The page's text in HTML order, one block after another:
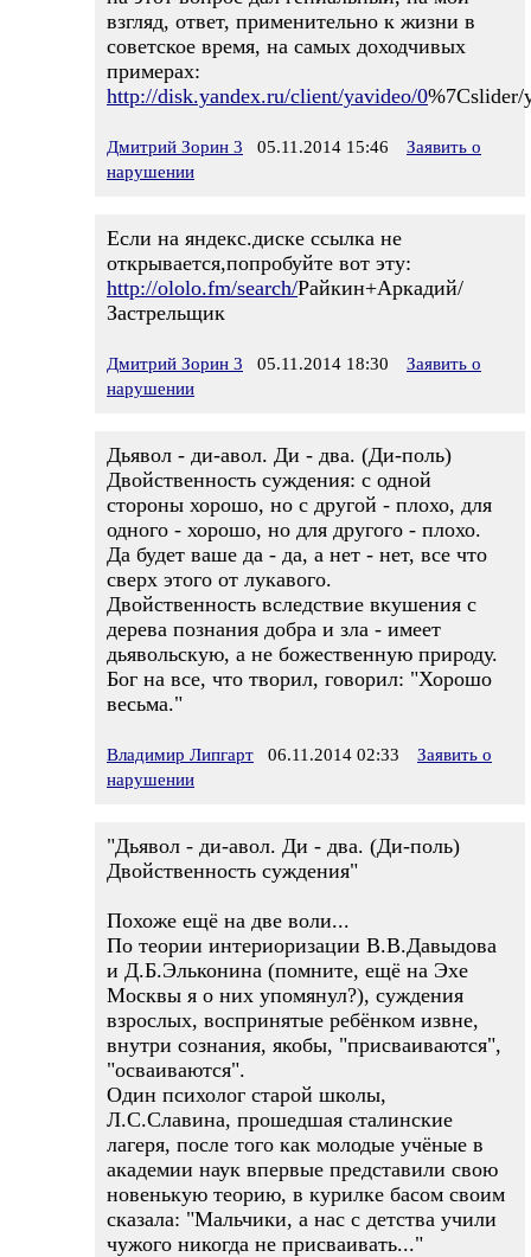
взгляд, ответ, применительно к жизни в
советское время, на самых доходчивых
примерах:
http://disk.yandex.ru/client/yavideo/0%7Cslider/
Дмитрий Зорин 3 05.11.2014 15:46
Заявить о
нарушении
Если на яндекс.диске ссылка не
открывается,попробуйте вот эту:
http://ololo.fm/search/Райкин+Аркадий/
Застрельщик
Дмитрий Зорин 3 05.11.2014 18:30
Заявить о
нарушении
Дьявол - ди-авол. Ди - два. (Ди-поль)
Двойственность суждения: с одной
стороны хорошо, но с другой - плохо, для
одного - хорошо, но для другого - плохо.
Да будет ваше да - да, а нет - нет, все что
сверх этого от лукавого.
Двойственность вследствие вкушения с
дерева познания добра и зла - имеет
дьявольскую, а не божественную природу.
Бог на все, что творил, говорил: "Хорошо
весьма."
Владимир Липгарт 06.11.2014 02:33
Заявить о
нарушении
"Дьявол - ди-авол. Ди - два. (Ди-поль)
Двойственность суждения"
Похоже ещё на две воли...
По теории интериоризации В.В.Давыдова
и Д.Б.Эльконина (помните, ещё на Эхе
Москвы я о них упомянул?), суждения
взрослых, воспринятые ребёнком извне,
внутри сознания, якобы, "присваиваются",
"осваиваются".
Один психолог старой школы,
Л.С.Славина, прошедшая сталинские
лагеря, после того как молодые учёные в
академии наук впервые представили свою
новенькую теорию, в курилке басом своим
сказала: "Мальчики, а нас с детства учили
чужого никогда не присваивать..."